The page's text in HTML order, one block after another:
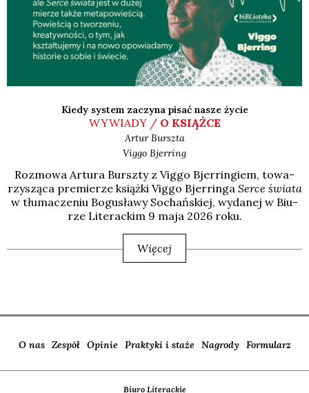
Kiedy system zaczyna pisać nasze życie
WYWIADY / O KSIĄŻCE
ArturBurszta
Viggo Bjerring
Roz­mo­wa Artu­ra Bursz­ty z Vig­go Bjer­rin­giem, towa­
rzy­szą­ca pre­mie­rze książ­ki Vig­go Bjer­rin­ga Ser­ce świa­ta
w tłu­ma­cze­niu Bogu­sła­wy Sochań­skiej, wyda­nej w Biu­
rze Lite­rac­kim 9 maja 2026 roku.
Więcej
O nas Zespół Opinie Praktyki i staże Nagrody Formularz
Biuro Literackie